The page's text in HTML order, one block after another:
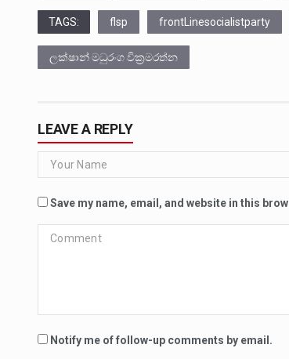
TAGS: flsp frontLinesocialistparty
ලක්ෂාන් මධුරංග වික්‍රමරත්න
LEAVE A REPLY
Save my name, email, and website in this
Notify me of follow-up comments by email.